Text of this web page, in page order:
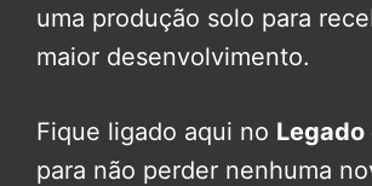
uma produção solo para
maior desenvolvimento.
Fique ligado aqui no
para não perder nenhuma